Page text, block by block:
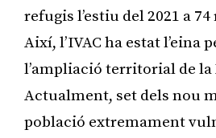
refugis l’estiu del 2021 a
Així, l’IVAC ha estat l’eina
l’ampliació territorial de la
Actualment, set dels nou
població extremament